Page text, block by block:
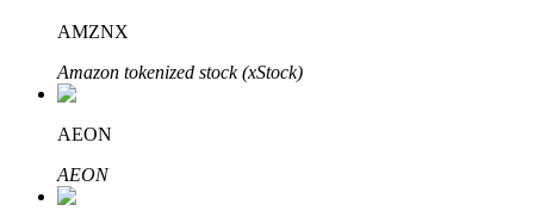
Investimento Automático
AMZNX
Amazon tokenized stock (xStock)
AEON
AEON